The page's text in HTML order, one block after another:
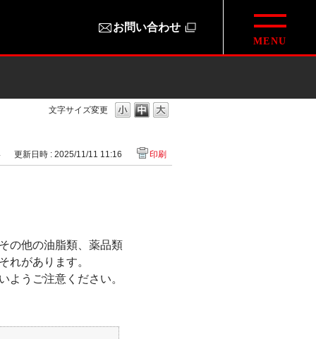
お問い合わせ
文字サイズ変更
更新日時 : 2025/11/11 11:16 印刷
の他の油脂類、薬品類
れがあります。
ようご注意ください。